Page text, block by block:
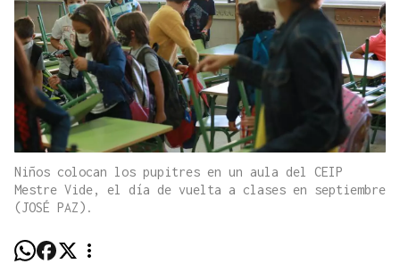
Niños colocan los pupitres en un aula del CEIP
Mestre Vide, el día de vuelta a clases en septiembre
(JOSÉ PAZ).